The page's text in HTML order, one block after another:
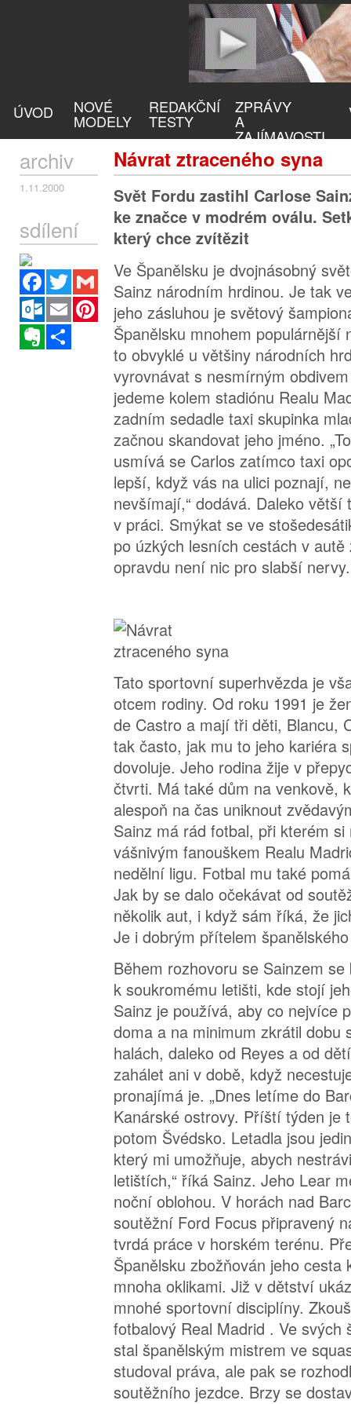
ÚVOD NOVÉ
MODELY
REDAKČNÍ
TESTY
ZPRÁVY
A
ZAJÍMAVOSTI
Návrat ztraceného syna
archiv
1.11.2000
sdílení
Facebook
Twitter
Gmail
Outlook.com
Email
Pinterest
Evernote
Svět Fordu zastihl Carlose
ke značce v modrém oválu.
který chce zvítězit
Ve Španělsku je dvojnásobný
Sainz národním hrdinou. Je tak
jeho zásluhou je světový
Španělsku mnohem populárnější
to obvyklé u většiny národních
vyrovnávat s nesmírným
jedeme kolem stadiónu Realu
zadním sedadle taxi skupinka
začnou skandovat jeho jméno.
usmívá se Carlos zatímco taxi
lepší, když vás na ulici poznají,
nevšímají,“ dodává. Daleko větší
v práci. Smýkat se ve
po úzkých lesních cestách v
opravdu není nic pro slabší nervy.
Tato sportovní superhvězda je
otcem rodiny. Od roku 1991 je
de Castro a mají tři děti, Blancu,
tak často, jak mu to jeho kariéra
dovoluje. Jeho rodina žije v
čtvrti. Má také dům na venkově,
alespoň na čas uniknout
Sainz má rád fotbal, při kterém
vášnivým fanouškem Realu
nedělní ligu. Fotbal mu také
Jak by se dalo očekávat od
několik aut, i když sám říká, že
Je i dobrým přítelem
Během rozhovoru se Sainzem
k soukromému letišti, kde stojí
Sainz je používá, aby co nejvíce
doma a na minimum zkrátil dobu
halách, daleko od Reyes a od
zahálet ani v době, když
pronajímá je. „Dnes letíme do
Kanárské ostrovy. Příští týden je
potom Švédsko. Letadla jsou
který mi umožňuje, abych
letištích,“ říká Sainz. Jeho Lear
noční oblohou. V horách nad
soutěžní Ford Focus připravený
tvrdá práce v horském terénu.
Španělsku zbožňován jeho cesta
mnoha oklikami. Již v dětství
mnohé sportovní disciplíny.
fotbalový Real Madrid . Ve svých
stal španělským mistrem ve
studoval práva, ale pak se
soutěžního jezdce. Brzy se